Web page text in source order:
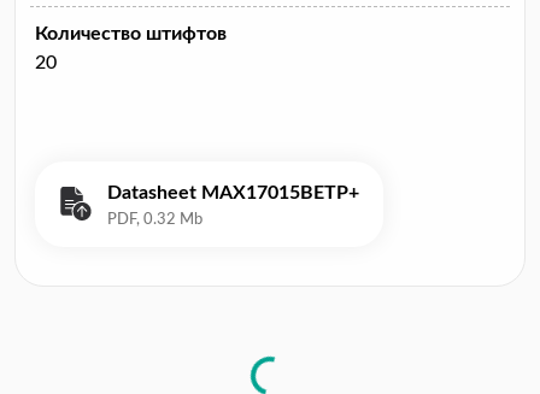
Количество штифтов
20
Datasheet MAX17015BETP+